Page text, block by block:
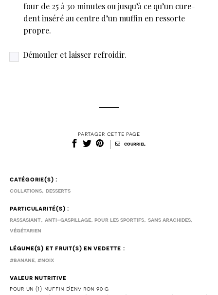
four de 25 à 30 minutes ou jusqu’à ce qu’un cure-
dent inséré au centre d’un muffin en ressorte
propre.
Démouler et laisser refroidir.
partager cette page
courriel
catégorie(s) :
collations desserts
particularité(s) :
rassasiant anti-gaspillage,pour les sportifs sans arachides,
végétarien
légume(s) et fruit(s) en vedette :
#banane, #noix
valeur nutritive
pour un (1) muffin d'environ 90 g